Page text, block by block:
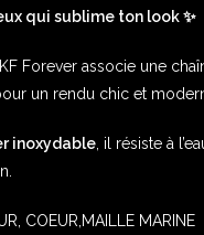
qui sublime ton look ✨
Forever associe une
un rendu chic et
inoxydable , il résiste à
COEUR,MAILLE MARINE